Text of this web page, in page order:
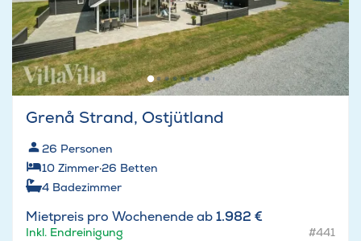
Grenå Strand, Ostjütland
26 Personen
10 Zimmer·26 Betten
4 Badezimmer
Mietpreis pro Wochenende ab1.982 €
Inkl. Endreinigung #441